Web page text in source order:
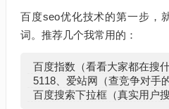
百度seo优化技术的第一步，
词。推荐几个我常用的：
百度指数（看看大家都在搜什
5118、爱站网（查竞争对手
百度搜索下拉框（真实用户搜